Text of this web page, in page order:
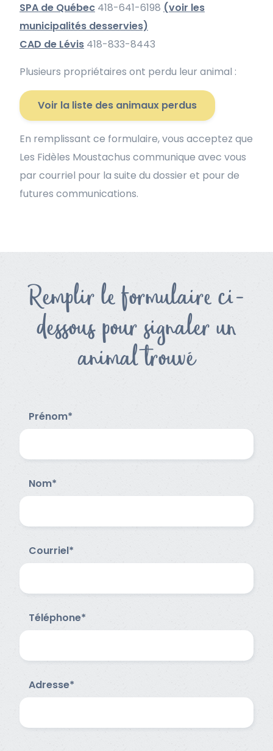
SPA de Québec 418-641-6198 (voir les
municipalités desservies)
CAD de Lévis 418-833-8443
Plusieurs propriétaires ont perdu leur animal :
Voir la liste des animaux perdus
En remplissant ce formulaire, vous acceptez que
Les Fidèles Moustachus communique avec vous
par courriel pour la suite du dossier et pour de
futures communications.
Remplir le formulaire ci-
dessous pour signaler un
animal trouvé
Prénom*
Nom*
Courriel*
Téléphone*
Adresse*